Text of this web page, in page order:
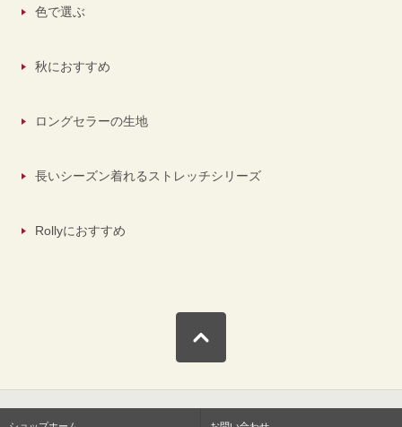
色で選ぶ
秋におすすめ
ロングセラーの生地
長いシーズン着れるストレッチシリーズ
Rollyにおすすめ